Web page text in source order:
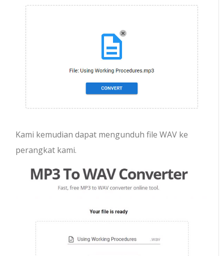
Kami kemudian dapat mengunduh file WAV ke
perangkat kami.